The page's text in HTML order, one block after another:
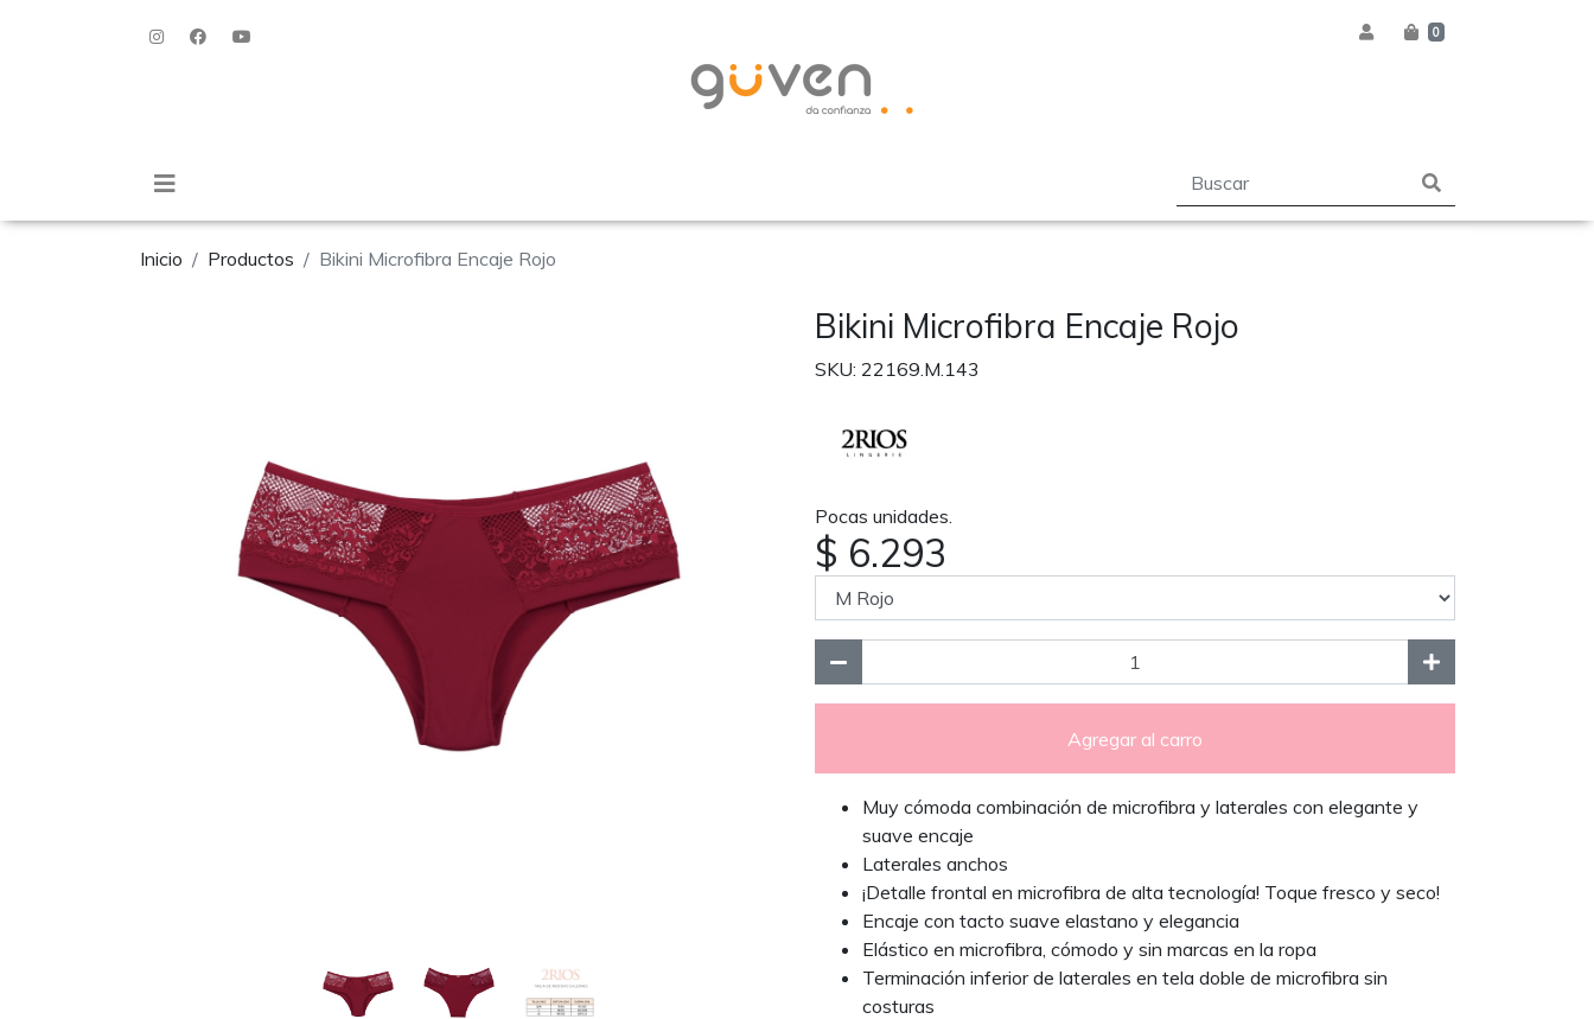
0
Inicio Productos Bikini Microfibra Encaje Rojo
Bikini Microfibra Encaje Rojo
SKU: 22169.M.143
Pocas unidades.
$ 6.293
Agregar al carro
Muy cómoda combinación de microfibra y laterales con elegante y
suave encaje
Laterales anchos
¡Detalle frontal en microfibra de alta tecnología! Toque fresco y seco!
Encaje con tacto suave elastano y elegancia
Elástico en microfibra, cómodo y sin marcas en la ropa
Terminación inferior de laterales en tela doble de microfibra sin
costuras